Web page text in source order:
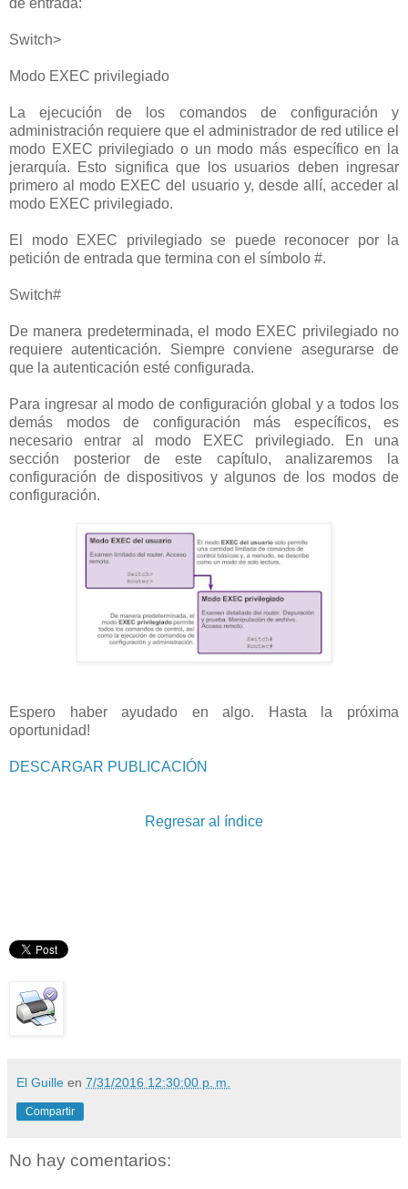
de entrada:
Switch>
Modo EXEC privilegiado
La ejecución de los comandos de configuración y
administración requiere que el administrador de red utilice el
modo EXEC privilegiado o un modo más específico en la
jerarquía. Esto significa que los usuarios deben ingresar
primero al modo EXEC del usuario y, desde allí, acceder al
modo EXEC privilegiado.
El modo EXEC privilegiado se puede reconocer por la
petición de entrada que termina con el símbolo #.
Switch#
De manera predeterminada, el modo EXEC privilegiado no
requiere autenticación. Siempre conviene asegurarse de
que la autenticación esté configurada.
Para ingresar al modo de configuración global y a todos los
demás modos de configuración más específicos, es
necesario entrar al modo EXEC privilegiado. En una
sección posterior de este capítulo, analizaremos la
configuración de dispositivos y algunos de los modos de
configuración.
Espero haber ayudado en algo. Hasta la próxima
oportunidad!
DESCARGAR PUBLICACIÓN
Regresar al índice
El Guille en 7/31/2016 12:30:00 p. m.
Compartir
No hay comentarios: